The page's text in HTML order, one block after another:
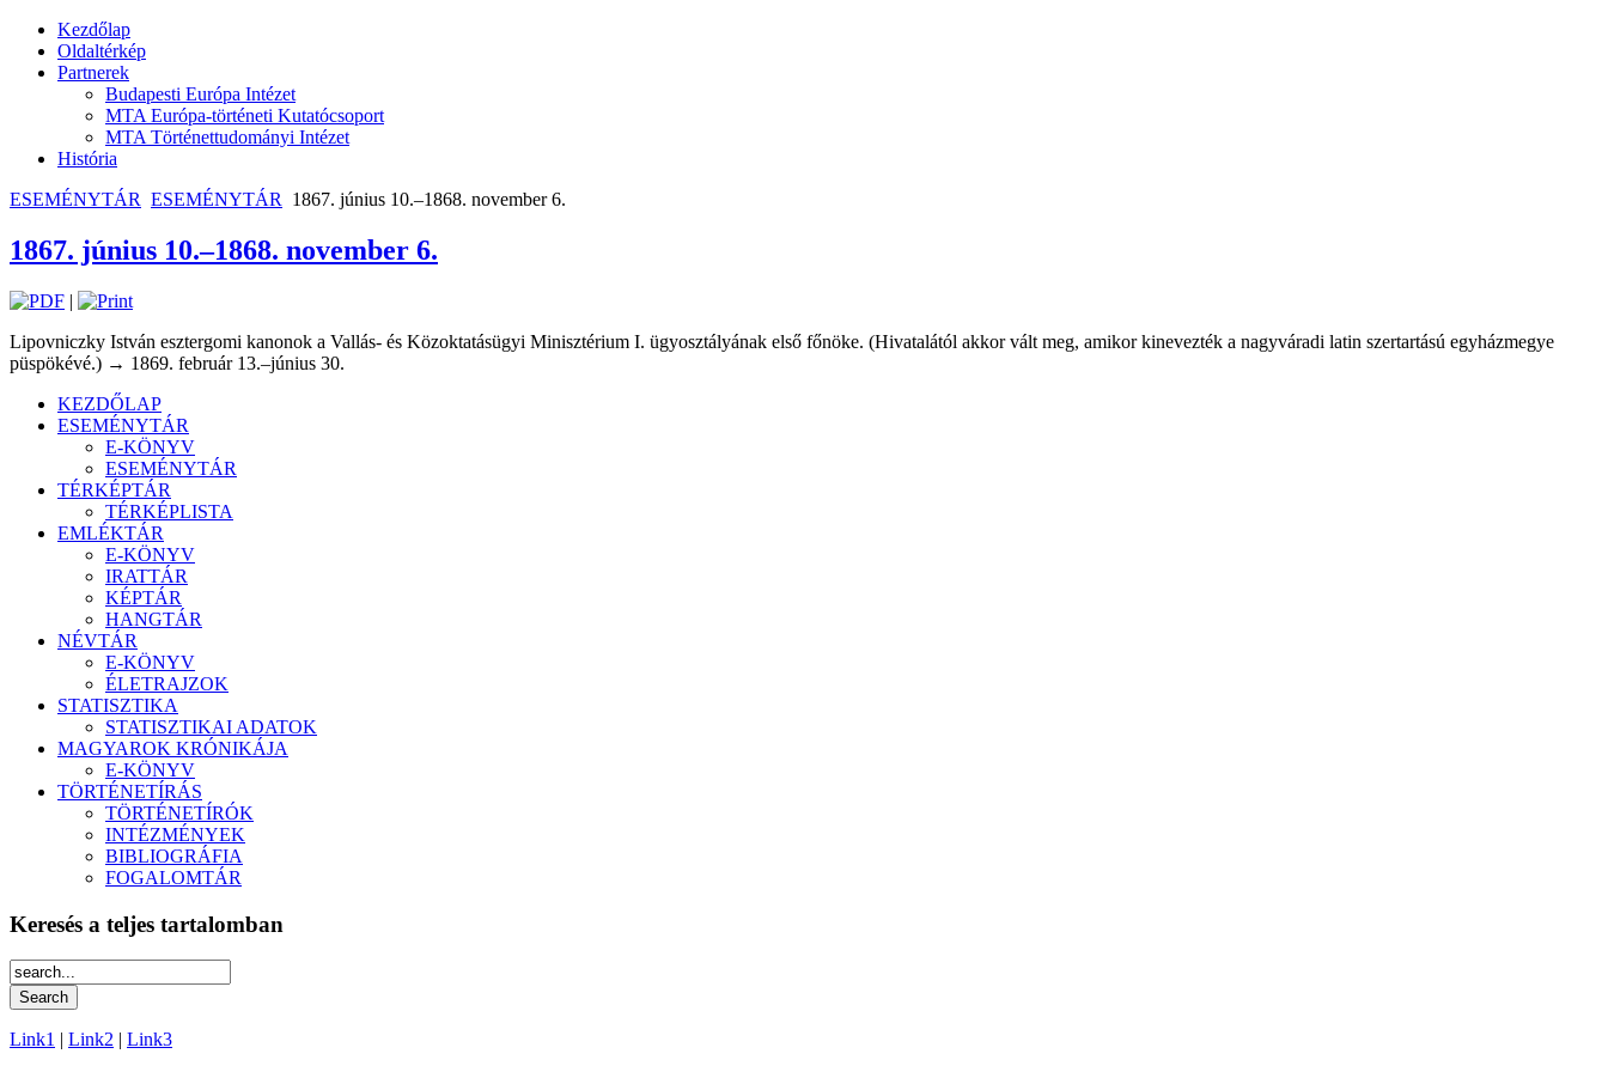
Kezdőlap
Oldaltérkép
Partnerek
Budapesti Európa Intézet
MTA Európa-történeti Kutatócsoport
MTA Történettudományi Intézet
História
ESEMÉNYTÁR ESEMÉNYTÁR 1867. június 10.–1868. november 6.
1867. június 10.–1868. november 6.
|
Lipovniczky István esztergomi kanonok a Vallás- és Közoktatásügyi Minisztérium I. ügyosztályának első főnöke. (Hivatalától akkor vált meg, amikor kinevezték a nagyváradi latin szertartású egyházmegye
püspökévé.) → 1869. február 13.–június 30.
KEZDŐLAP
ESEMÉNYTÁR
E-KÖNYV
ESEMÉNYTÁR
TÉRKÉPTÁR
TÉRKÉPLISTA
EMLÉKTÁR
E-KÖNYV
IRATTÁR
KÉPTÁR
HANGTÁR
NÉVTÁR
E-KÖNYV
ÉLETRAJZOK
STATISZTIKA
STATISZTIKAI ADATOK
MAGYAROK KRÓNIKÁJA
E-KÖNYV
TÖRTÉNETÍRÁS
TÖRTÉNETÍRÓK
INTÉZMÉNYEK
BIBLIOGRÁFIA
FOGALOMTÁR
Keresés a teljes tartalomban
Link1 | Link2 | Link3